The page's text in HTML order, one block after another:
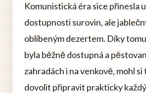
Komunistická éra sice přinesla
dostupnosti surovin, ale
oblíbeným dezertem. Díky
byla běžně dostupná a
zahradách i na venkově, mohl
dovolit připravit prakticky